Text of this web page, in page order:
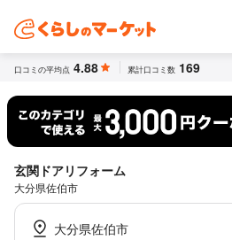
口コミの平均点 4.88 累計口コミ数 169
玄関ドアリフォーム
大分県佐伯市
大分県佐伯市